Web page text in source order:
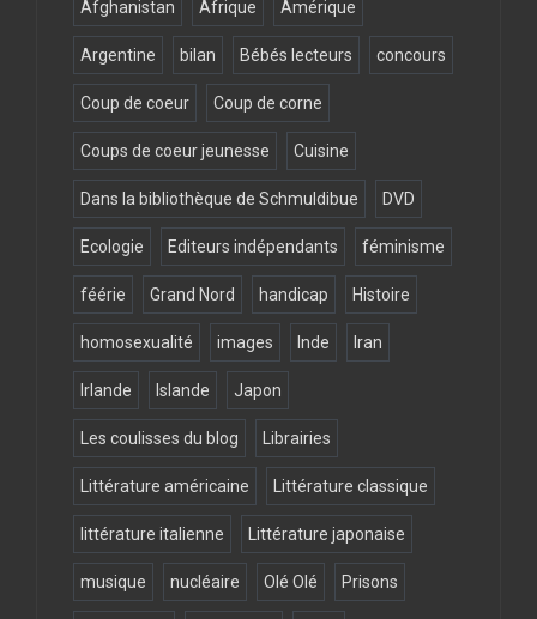
Afghanistan Afrique Amérique
Argentine bilan Bébés lecteurs concours
Coup de coeur Coup de corne
Coups de coeur jeunesse Cuisine
Dans la bibliothèque de Schmuldibue DVD
Ecologie Editeurs indépendants féminisme
féérie Grand Nord handicap Histoire
homosexualité images Inde Iran
Irlande Islande Japon
Les coulisses du blog Librairies
Littérature américaine Littérature classique
littérature italienne Littérature japonaise
musique nucléaire Olé Olé Prisons